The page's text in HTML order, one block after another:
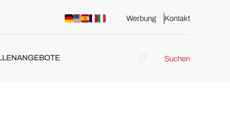
Werbung Kontakt
Suchen